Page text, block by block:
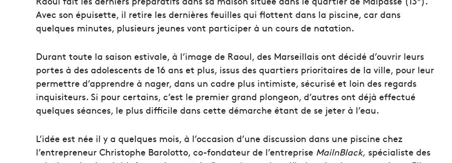
Avec son épuisette, il retire les dernières feuilles qui flottent dans la piscine, car dans
quelques minutes, plusieurs jeunes vont participer à un cours de natation.
Durant toute la saison estivale, à l’image de Raoul, des Marseillais ont décidé d’ouvrir leurs
portes à des adolescents de 16 ans et plus, issus des quartiers prioritaires de la ville, pour leur
permettre d’apprendre à nager, dans un cadre plus intimiste, sécurisé et loin des regards
inquisiteurs. Si pour certains, c’est le premier grand plongeon, d’autres ont déjà effectué
quelques séances, le plus difficile dans cette démarche étant de se jeter à l’eau.
L’idée est née il y a quelques mois, à l’occasion d’une discussion dans une piscine chez
l’entrepreneur Christophe Barolotto, co-fondateur de l’entreprise MailnBlack, spécialiste des